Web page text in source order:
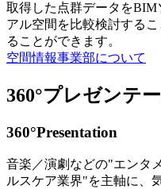
取得した点群データをBIM
アル空間を比較検討する
ることができます。
空間情報事業部について
360°プレゼンテ
360°Presentation
音楽／演劇などの"エンタ
ルスケア業界"を主軸に、